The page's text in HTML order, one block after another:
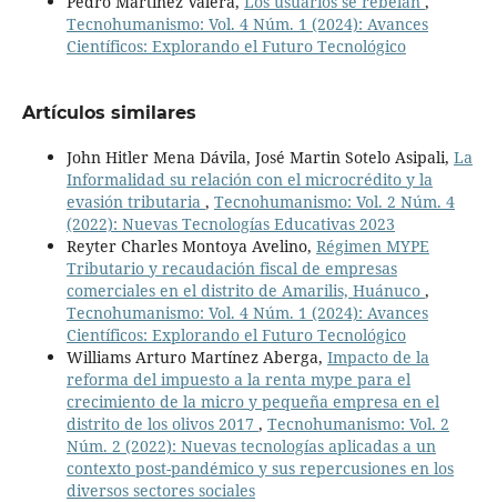
Tecnohumanismo: Vol. 4 Núm. 1 (2024): Avances
Científicos: Explorando el Futuro Tecnológico
Artículos similares
John Hitler Mena Dávila, José Martin Sotelo Asipali, La
Informalidad su relación con el microcrédito y la
evasión tributaria , Tecnohumanismo: Vol. 2 Núm. 4
(2022): Nuevas Tecnologías Educativas 2023
Reyter Charles Montoya Avelino, Régimen MYPE
Tributario y recaudación fiscal de empresas
comerciales en el distrito de Amarilis, Huánuco ,
Tecnohumanismo: Vol. 4 Núm. 1 (2024): Avances
Científicos: Explorando el Futuro Tecnológico
Williams Arturo Martínez Aberga, Impacto de la
reforma del impuesto a la renta mype para el
crecimiento de la micro y pequeña empresa en el
distrito de los olivos 2017 , Tecnohumanismo: Vol. 2
Núm. 2 (2022): Nuevas tecnologías aplicadas a un
contexto post-pandémico y sus repercusiones en los
diversos sectores sociales